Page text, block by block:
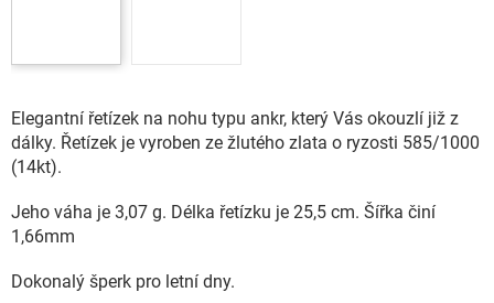
Elegantní řetízek na nohu typu ankr, který Vás okouzlí již z
dálky. Řetízek je vyroben ze žlutého zlata o ryzosti 585/1000
(14kt).
Jeho váha je 3,07 g. Délka řetízku je 25,5 cm. Šířka činí
1,66mm
Dokonalý šperk pro letní dny.